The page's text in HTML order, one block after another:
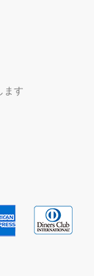
ます